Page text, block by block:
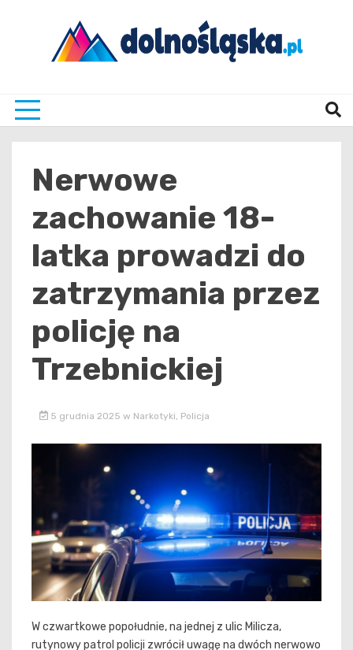
Nerwowe
zachowanie 18-
latka prowadzi do
zatrzymania przez
policję na
Trzebnickiej
5 grudnia 2025 w Narkotyki Policja
W czwartkowe popołudnie, na jednej z ulic Milicza,
rutynowy patrol policji zwrócił uwagę na dwóch nerwowo